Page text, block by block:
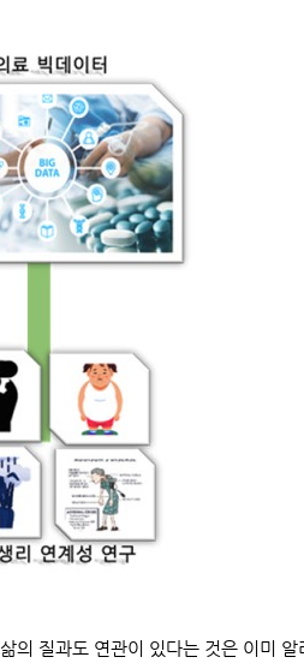
의 질과도 연관이 있다는 것은 이미